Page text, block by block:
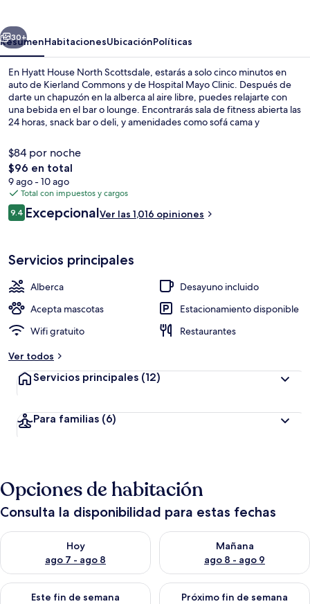
Siguiente
30+
ResumenHabitacionesUbicaciónPolíticas
En Hyatt House North Scottsdale, estarás a solo cinco minutos en
auto de Kierland Commons y de Hospital Mayo Clinic. Después de
darte un chapuzón en la alberca al aire libre, puedes relajarte con
una bebida en el bar o lounge. Encontrarás sala de fitness abierta las
24 horas, snack bar o deli, y amenidades como sofá cama y
de las amenidades y características como el personal amable y el
desayuno.
$84 por noche
El
precio
total
es
de
$96 en total
9 ago - 10 ago
Total con impuestos y cargos
Opiniones
9.49.4 de 10,
ExcepcionalVer las 1,016 opiniones
Servicios principales
Alberca
Desayuno incluido
Acepta mascotas
Estacionamiento disponible
Wifi gratuito
Restaurantes
Ver todos
Servicios principales (12)
Para familias (6)
Opciones de habitación
Consulta la disponibilidad para estas fechas
Hoy
ago 7 - ago 8
Consulta la disponibilidad para hoy ago 7 - ago 8
Mañana
ago 8 - ago 9
Consulta la disponibilidad
Este fin de semana
Consulta la disponibilidad para este fin de semana ago 7 -
Próximo fin de semana
Consulta la disponibilidad